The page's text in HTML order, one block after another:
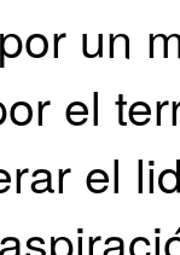
un
el
el